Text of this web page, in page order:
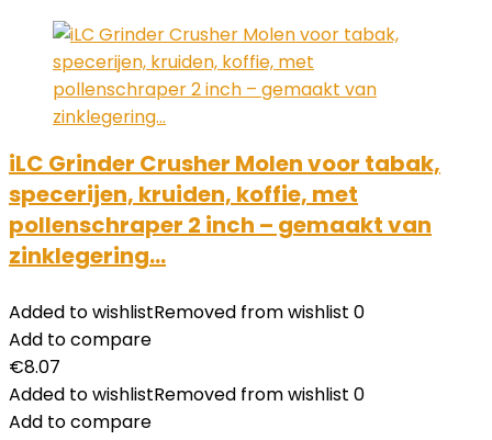
iLC Grinder Crusher Molen voor tabak,
specerijen, kruiden, koffie, met
pollenschraper 2 inch – gemaakt van
zinklegering…
Added to wishlistRemoved from wishlist 0
Add to compare
€8.07
Added to wishlistRemoved from wishlist 0
Add to compare